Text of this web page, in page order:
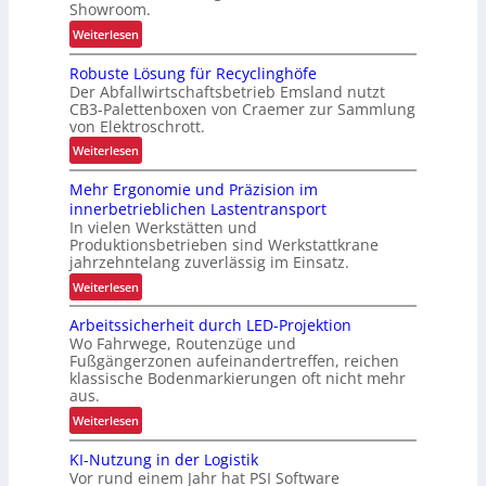
Showroom.
Weiterlesen:
V
o
n
d
e
r
a
d
e
n
w
a
a
g
e
z
u
r
K
I
Robuste Lösung für Recyclinghöfe
Der Abfallwirtschaftsbetrieb Emsland nutzt
CB3-Palettenboxen von Craemer zur Sammlung
von Elektroschrott.
Weiterlesen:
R
o
b
u
s
t
e
ö
s
u
g
f
ü
r
Mehr Ergonomie und Präzision im
innerbetrieblichen Lastentransport
In vielen Werkstätten und
Produktionsbetrieben sind Werkstattkrane
jahrzehntelang zuverlässig im Einsatz.
Weiterlesen:
M
e
h
r
E
r
g
n
Arbeitssicherheit durch LED-Projektion
Wo Fahrwege, Routenzüge und
Fußgängerzonen aufeinandertreffen, reichen
klassische Bodenmarkierungen oft nicht mehr
aus.
Weiterlesen:
A
r
b
KI-Nutzung in der Logistik
Vor rund einem Jahr hat PSI Software